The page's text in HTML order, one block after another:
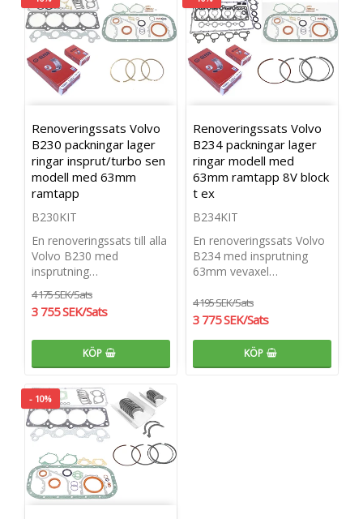
Renoveringssats Volvo
B230 packningar lager
ringar insprut/turbo sen
modell med 63mm
ramtapp
B230KIT
En renoveringssats till alla
Volvo B230 med
insprutning…
4 175 SEK/Sats
3 755 SEK/Sats
KÖP
Renoveringssats Volvo
B234 packningar lager
ringar modell med
63mm ramtapp 8V block
t ex
B234KIT
En renoveringssats Volvo
B234 med insprutning
63mm vevaxel…
4 195 SEK/Sats
3 775 SEK/Sats
KÖP
- 10%